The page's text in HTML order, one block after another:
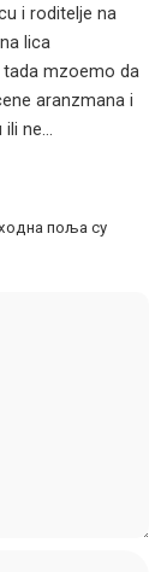
i roditelje na
lica
mzoemo da
aranzmana i
ili ne…
поља су